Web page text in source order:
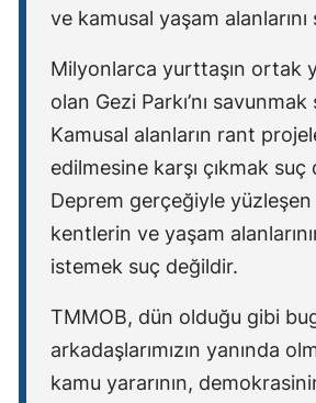
ve kamusal yaşam alanlarını
Milyonlarca yurttaşın ortak
olan Gezi Parkı’nı
Kamusal alanların rant
edilmesine karşı çıkmak suç
Deprem gerçeğiyle
kentlerin ve yaşam
istemek suç değildir.
TMMOB, dün olduğu gibi
arkadaşlarımızın yanında
kamu yararının,